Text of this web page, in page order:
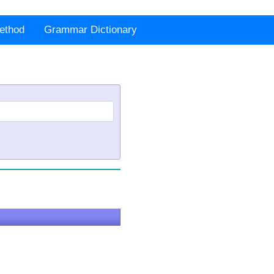
Grammar Dictionary